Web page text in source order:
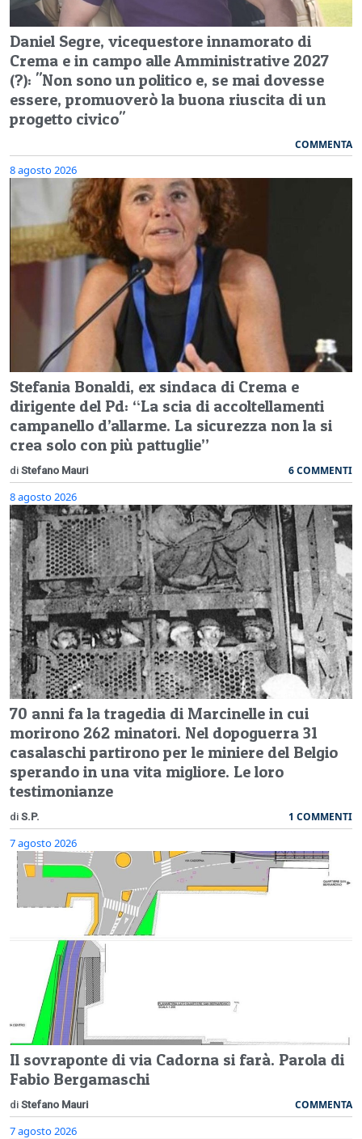
Daniel Segre, vicequestore innamorato di
Crema e in campo alle Amministrative 2027
(?): "Non sono un politico e, se mai dovesse
essere, promuoverò la buona riuscita di un
progetto civico"
COMMENTA
8 agosto 2026
Stefania Bonaldi, ex sindaca di Crema e
dirigente del Pd: “La scia di accoltellamenti
campanello d’allarme. La sicurezza non la si
crea solo con più pattuglie”
di Stefano Mauri 6 COMMENTI
8 agosto 2026
70 anni fa la tragedia di Marcinelle in cui
morirono 262 minatori. Nel dopoguerra 31
casalaschi partirono per le miniere del Belgio
sperando in una vita migliore. Le loro
testimonianze
di S.P. 1 COMMENTI
7 agosto 2026
Il sovraponte di via Cadorna si farà. Parola di
Fabio Bergamaschi
di Stefano Mauri COMMENTA
7 agosto 2026